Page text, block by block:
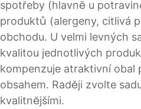
spotřeby (hlavně u
produktů (alergeny, citlivá
obchodu. U velmi levných
kvalitou jednotlivých
kompenzuje atraktivní obal
obsahem. Raději zvolte
kvalitnějšími.